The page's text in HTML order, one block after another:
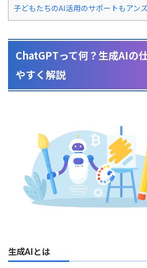
子どもたちのAI活用のサポートもアン
ChatGPTって何？生成AIの
やすく解説
生成AIとは